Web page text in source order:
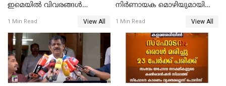
ഇമെയില്‍ വിവരങ്ങള്‍
പ്രതിപക്ഷ നേതാക്കള്‍
1 Min Read View All
നിർണായക മൊഴിയുമായി
കോൾ വിവരങ്ങൾ തേടി
പൊലീസ്
1 Min Read View All